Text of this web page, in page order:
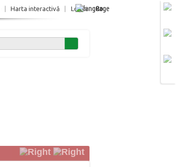
Login Ro
Harta interactivă